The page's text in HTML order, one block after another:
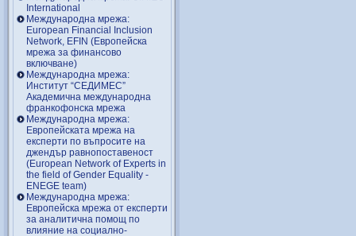
International
Международна мрежа:
European Financial Inclusion
Network, EFIN (Европейска
мрежа за финансово
включване)
Международна мрежа:
Институт “СЕДИМЕС”
Академична международна
франкофонска мрежа
Международна мрежа:
Европейската мрежа на
експерти по въпросите на
джендър равнопоставеност
(European Network of Experts in
the field of Gender Equality -
ENEGE team)
Международна мрежа:
Европейска мрежа от експерти
за аналитична помощ по
влияние на социално-